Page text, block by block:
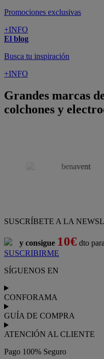
Promociones exclusivas
+INFO
El blog
Busca tu inspiración
+INFO
Grandes marcas
colchones y
SUSCRÍBETE A LA
y consigue 10€ dto
SUSCRIBIRME
SÍGUENOS EN
CONFORAMA
GUÍA DE COMPRA
ATENCIÓN AL CLIENTE
Pago 100% Seguro